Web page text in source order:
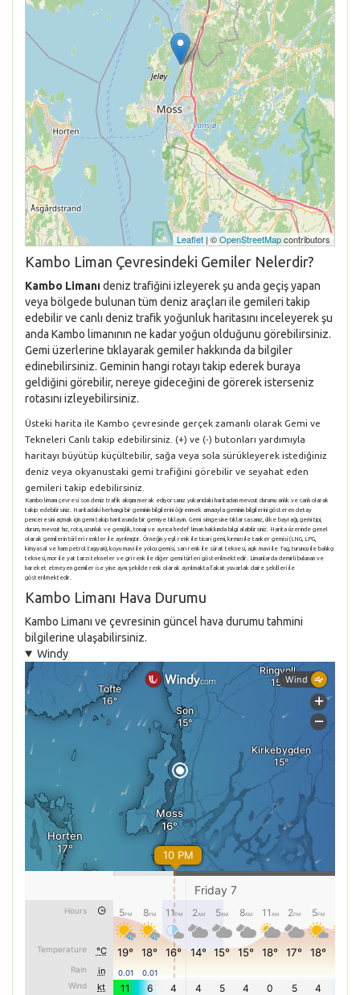
Leaflet | ©OpenStreetMapcontributors
Kambo Liman Çevresindeki Gemiler Nelerdir?
Kambo Limanıdeniz trafiğini izleyerek şu anda geçiş yapan
veya bölgede bulunan tüm deniz araçları ile gemileri takip
edebilir ve canlı deniz trafik yoğunluk haritasını inceleyerek şu
anda Kambo limanının ne kadar yoğun olduğunu görebilirsiniz.
Gemi üzerlerine tıklayarak gemiler hakkında da bilgiler
edinebilirsiniz. Geminin hangi rotayı takip ederek buraya
geldiğini görebilir, nereye gideceğini de görerek isterseniz
rotasını izleyebilirsiniz.
Üsteki harita ile Kambo çevresinde gerçek zamanlı olarak Gemi ve
Tekneleri Canlı takip edebilirsiniz. (+) ve (-) butonları yardımıyla
haritayı büyütüp küçültebilir, sağa veya sola sürükleyerek istediğiniz
deniz veya okyanustaki gemi trafiğini görebilir ve seyahat eden
gemileri takip edebilirsiniz.
Kambo limanı çevresi son deniz trafik akışını merak ediyorsanız yukarıdaki haritadan mevcut durumu anlık ve canlı olarak
takip edebilirsiniz. Haritadaki herhangi bir geminin bilgilerini öğrenmek amacıyla geminin bilgilerini gösteren detay
penceresini açmak için gemi takip haritasında bir gemiye tıklayın. Gemi simgesine tıklarsasanız, ülke bayrağı, gemi tipi,
durum, mevcut hız, rota, uzunluk ve genişlik, tonajı ve ayrıca hedef liman hakkında bilgi alabilirsiniz. Harita üzerinde genel
olarak gemilerin türleri renkler ile ayrılmıştır. Örneğin yeşil renk ile ticari gemi, kırmızı ile tanker gemisi (LNG, LPG,
kimyasal ve ham petrol taşıyan), koyu mavi ile yolcu gemisi, sarı renk ile sürat teknesi, açık mavi ile Tug, turuncu ile balıkçı
teknesi, mor ile yat tarzı tekneler ve gri renk ile diğer gemi türleri gösterilmektedir. Limanlarda demirli bulunan ve
hareket etmeyen gemiler ise yine aynı şekilde renk olarak ayrılmakta fakat yuvarlak daire şekilleri ile
gösterilmektedir.
Kambo Limanı Hava Durumu
Kambo Limanı ve çevresinin güncel hava durumu tahmini
bilgilerine ulaşabilirsiniz.
Windy